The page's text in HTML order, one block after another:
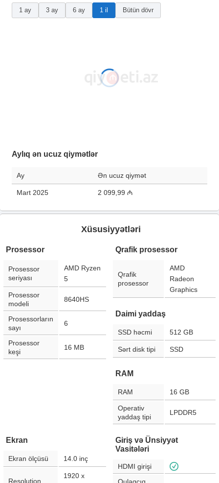
1 ay 3 ay 6 ay 1 il Bütün dövr
Aylıq ən ucuz qiymətlər
Ay Ən ucuz qiymət
Mart 2025 2 099,99 ₼
Xüsusiyyətləri
Prosessor
Prosessor
seriyası
AMD Ryzen
5
Prosessor
modeli
8640HS
Prosessorların
sayı
6
Prosessor
keşi
16 MB
Qrafik prosessor
Qrafik
prosessor
AMD
Radeon
Graphics
Daimi yaddaş
SSD həcmi 512 GB
Sərt disk tipi SSD
RAM
RAM 16 GB
Operativ
yaddaş tipi
LPDDR5
Ekran
Ekran ölçüsü 14.0 inç
Resolution
1920 x
Giriş və Ünsiyyət
Vasitələri
HDMI girişi